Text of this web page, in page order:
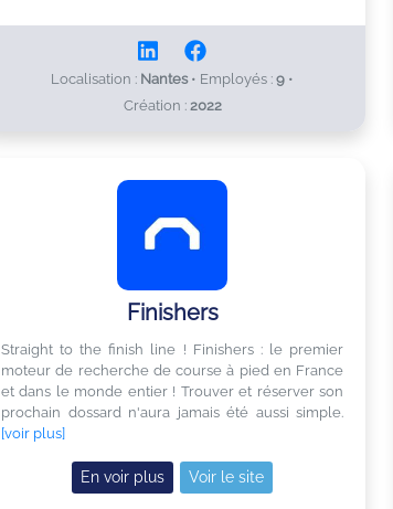
Localisation : Nantes • Employés : 9 •
Création : 2022
Finishers
Straight to the finish line ! Finishers : le premier
moteur de recherche de course à pied en France
et dans le monde entier ! Trouver et réserver son
prochain dossard n'aura jamais été aussi simple.
[voir plus]
En voir plus Voir le site